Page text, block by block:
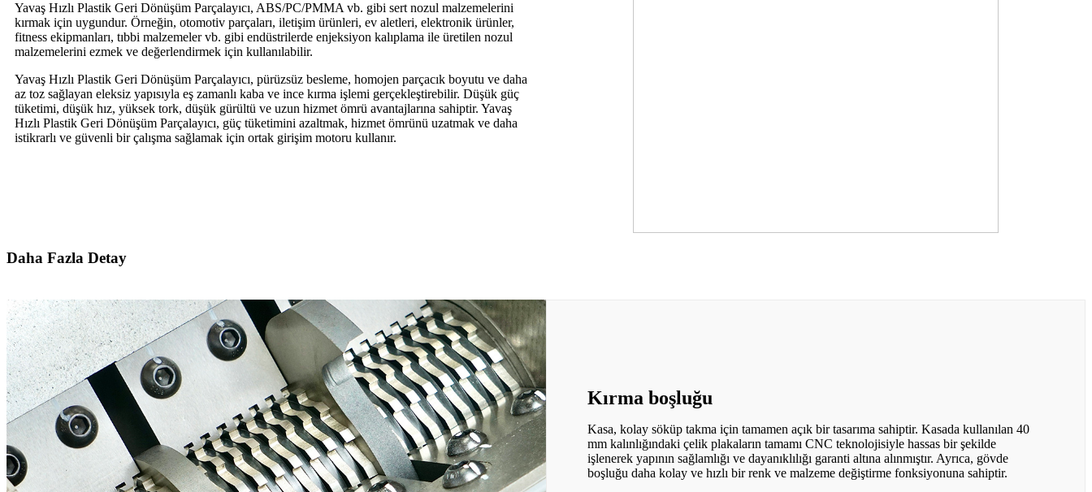
Yavaş Hızlı Plastik Geri Dönüşüm Parçalayıcı, ABS/PC/PMMA vb. gibi sert nozul malzemelerini
kırmak için uygundur. Örneğin, otomotiv parçaları, iletişim ürünleri, ev aletleri, elektronik ürünler,
fitness ekipmanları, tıbbi malzemeler vb. gibi endüstrilerde enjeksiyon kalıplama ile üretilen nozul
malzemelerini ezmek ve değerlendirmek için kullanılabilir.
Yavaş Hızlı Plastik Geri Dönüşüm Parçalayıcı, pürüzsüz besleme, homojen parçacık boyutu ve daha
az toz sağlayan eleksiz yapısıyla eş zamanlı kaba ve ince kırma işlemi gerçekleştirebilir. Düşük güç
tüketimi, düşük hız, yüksek tork, düşük gürültü ve uzun hizmet ömrü avantajlarına sahiptir. Yavaş
Hızlı Plastik Geri Dönüşüm Parçalayıcı, güç tüketimini azaltmak, hizmet ömrünü uzatmak ve daha
istikrarlı ve güvenli bir çalışma sağlamak için ortak girişim motoru kullanır.
Daha Fazla Detay
Kırma boşluğu
Kasa, kolay söküp takma için tamamen açık bir tasarıma sahiptir. Kasada kullanılan 40
mm kalınlığındaki çelik plakaların tamamı CNC teknolojisiyle hassas bir şekilde
işlenerek yapının sağlamlığı ve dayanıklılığı garanti altına alınmıştır. Ayrıca, gövde
boşluğu daha kolay ve hızlı bir renk ve malzeme değiştirme fonksiyonuna sahiptir.